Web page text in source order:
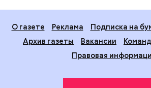
О газете Реклама
Подписка на
Архив газеты
Вакансии
Правовая